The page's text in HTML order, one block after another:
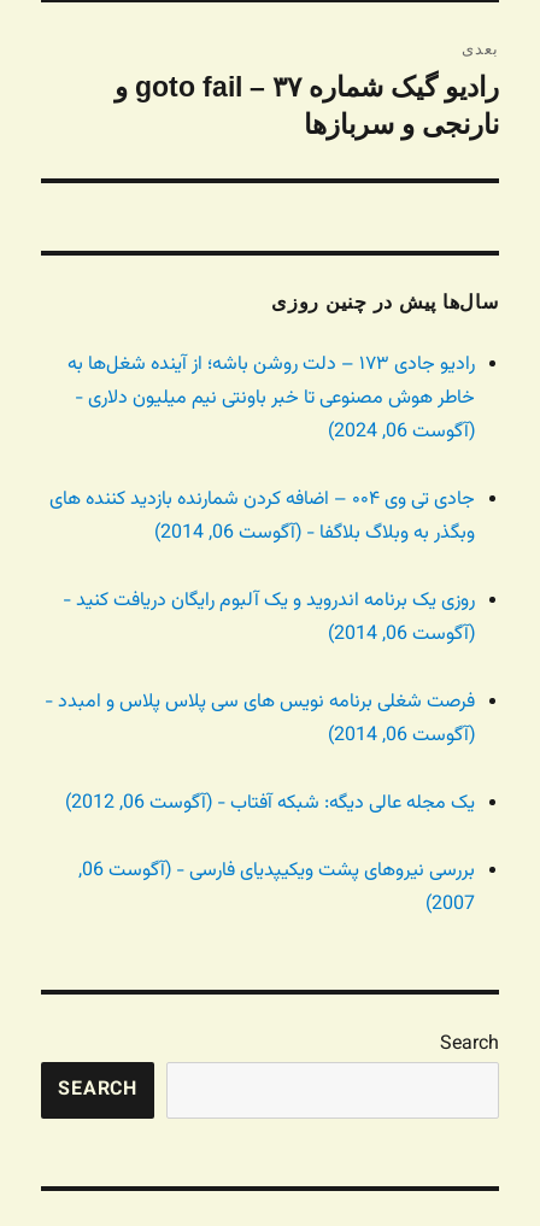
بعدی
نوشته
بعدی:
رادیو گیک شماره ۳۷ – goto fail و
نارنجی و سربازها
سال‌ها پیش در چنین روزی
رادیو جادی ۱۷۳ – دلت روشن باشه؛ از آینده شغل‌ها به
خاطر هوش مصنوعی تا خبر باونتی نیم میلیون دلاری -
(آگوست 06, 2024)
جادی تی وی ۰۰۴ – اضافه کردن شمارنده بازدید کننده های
وبگذر به وبلاگ بلاگفا - (آگوست 06, 2014)
روزی یک برنامه اندروید و یک آلبوم رایگان دریافت کنید -
(آگوست 06, 2014)
فرصت شغلی برنامه نویس های سی پلاس پلاس و امبدد -
(آگوست 06, 2014)
یک مجله عالی دیگه: شبکه آفتاب - (آگوست 06, 2012)
بررسی نیروهای پشت ویکیپدیای فارسی - (آگوست 06,
2007)
Search
SEARCH